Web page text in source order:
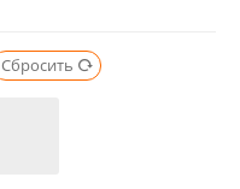
Сбросить